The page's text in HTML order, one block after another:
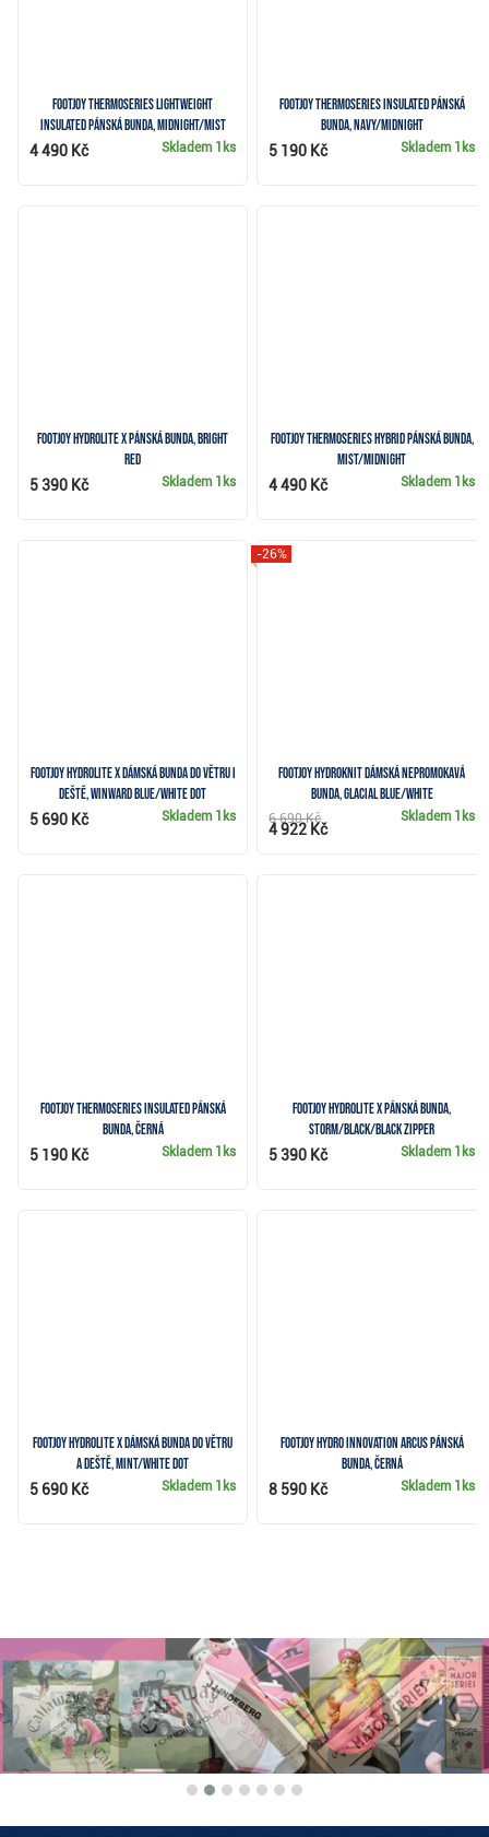
FootJoy ThermoSeries Lightweight
Insulated pánská bunda, midnight/mist
Skladem 1ks
4 490 Kč
FootJoy ThermoSeries Insulated pánská
bunda, navy/midnight
Skladem 1ks
5 190 Kč
FootJoy HydroLite X pánská bunda, bright
red
Skladem 1ks
5 390 Kč
FootJoy ThermoSeries Hybrid pánská bunda,
mist/midnight
Skladem 1ks
4 490 Kč
FootJoy HydroLite X dámská bunda do větru i
deště, winward blue/white dot
Skladem 1ks
5 690 Kč
FootJoy HydroKnit dámská nepromokavá
bunda, glacial blue/white
-26%
Skladem 1ks
6 690 Kč
4 922 Kč
FootJoy ThermoSeries Insulated pánská
bunda, černá
Skladem 1ks
5 190 Kč
FootJoy HydroLite X pánská bunda,
storm/black/black zipper
Skladem 1ks
5 390 Kč
FootJoy HydroLite X dámská bunda do větru
a deště, mint/white dot
Skladem 1ks
5 690 Kč
FootJoy Hydro Innovation Arcus pánská
bunda, černá
Skladem 1ks
8 590 Kč